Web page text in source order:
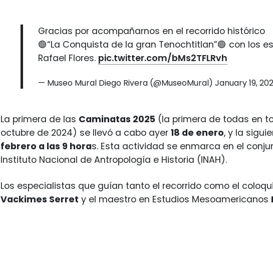
Gracias por acompañarnos en el recorrido histórico
🟢“La Conquista de la gran Tenochtitlan”🟢 con los
Rafael Flores. pic.twitter.com/bMs2TFLRvh
— Museo Mural Diego Rivera (@MuseoMural) January 19,
La primera de las Caminatas 2025 (la primera de todas en
octubre de 2024) se llevó a cabo ayer 18 de enero, y la
febrero a las 9 horas. Esta actividad se enmarca en el
Instituto Nacional de Antropología e Historia (INAH).
Los especialistas que guían tanto el recorrido como el
Vackimes Serret y el maestro en Estudios Mesoamericanos